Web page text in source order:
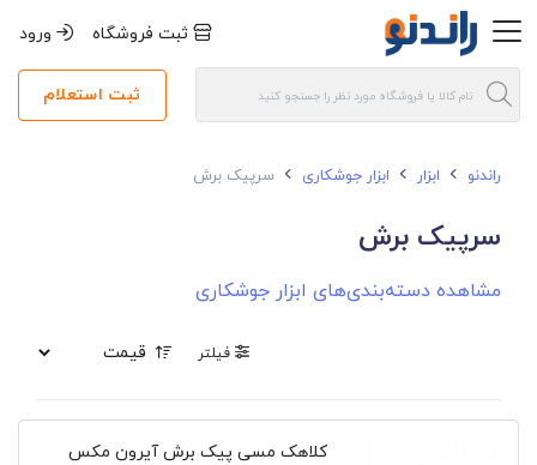
ثبت فروشگاه ورود
ثبت استعلام
راندنو ابزار ابزار جوشکاری سرپیک برش
سرپیک برش
مشاهده دسته‌بندی‌های ابزار جوشکاری
فیلتر
کلاهک مسی پیک برش آیرون مکس